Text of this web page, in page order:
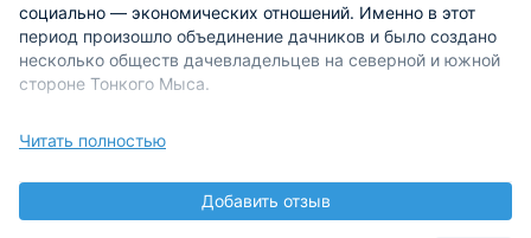
социально — экономических отношений. Именно в этот
период произошло объединение дачников и было создано
несколько обществ дачевладельцев на северной и южной
стороне Тонкого Мыса.
Музей был открыт в июле 1909 года, он назывался
«Естественно — исторический музей» и располагался в
сторожке Рейнке М. М. Первая коллекция было составлена
с помощью археологических экспонатов, собранных в
«Борисово». Закрыли музей в 1913 году из — за отсутствия
Читать полностью
Добавить отзыв